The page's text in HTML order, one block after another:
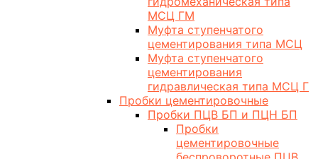
МСЦ ГМ
Муфта ступенчатого
цементирования типа МСЦ
Муфта ступенчатого
цементирования
гидравлическая типа МСЦ Г
Пробки цементировочные
Пробки ПЦВ БП и ПЦН БП
Пробки
цементировочные